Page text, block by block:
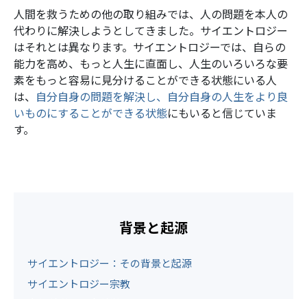
人間を救うための他の取り組みでは、人の問題を本人の
代わりに解決しようとしてきました。サイエントロジー
はそれとは異なります。サイエントロジーでは、自らの
能力を高め、もっと人生に直面し、人生のいろいろな要
素をもっと容易に見分けることができる状態にいる人
は、 自分自身の問題を解決し、自分自身の人生をより良
いものにすることができる状態にもいると信じていま
す。
背景と起源
サイエントロジー：その背景と起源
サイエントロジー宗教